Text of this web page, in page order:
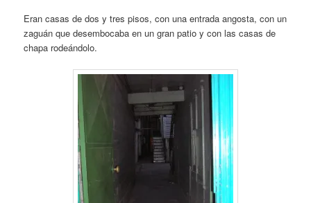
Eran casas de dos y tres pisos, con una entrada angosta, con un
zaguán que desembocaba en un gran patio y con las casas de
chapa rodeándolo.